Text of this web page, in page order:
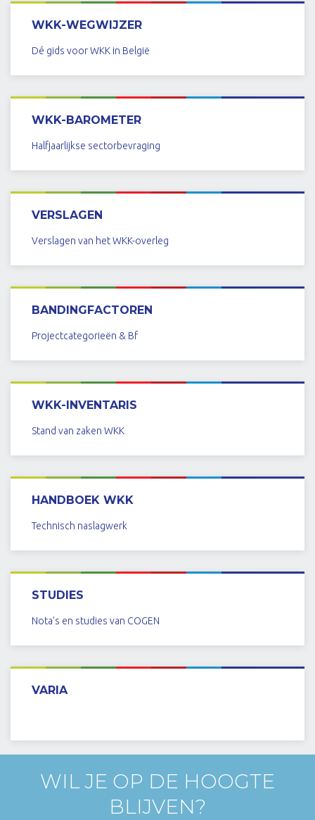
WKK-WEGWIJZER
Dé gids voor WKK in België
BEKIJK
WKK-BAROMETER
Halfjaarlijkse sectorbevraging
BEKIJK
VERSLAGEN
Verslagen van het WKK-overleg
BANDINGFACTOREN
Projectcategorieën & Bf
BEKIJK
WKK-INVENTARIS
Stand van zaken WKK
BEKIJK
HANDBOEK WKK
Technisch naslagwerk
BEKIJK
STUDIES
Nota's en studies van COGEN
BEKIJK
VARIA
WIL JE OP DE HOOGTE
BLIJVEN?